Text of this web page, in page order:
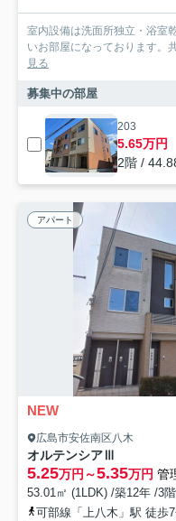
室内設備は洗面所独立・浴室
いお部屋になっております。
見る
募集中の部屋
203
5.65万円
2階 /
アパート
NEW
広島市安佐南区八木
オルテンシアⅢ
5.25万円～5.35万円 管
53.01㎡ (1LDK) /築12年 /3
可部線「上八木」駅 徒歩